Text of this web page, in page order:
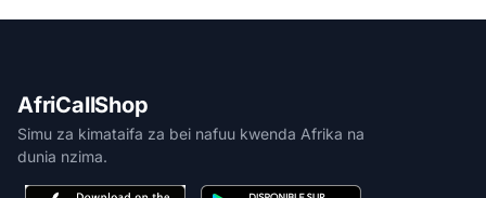
AfriCallShop
Simu za kimataifa za bei nafuu kwenda Afrika na
dunia nzima.